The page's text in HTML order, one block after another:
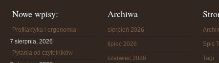
Nowe wpisy:
Profilaktyka i ergonomia
7 sierpnia, 2026
Pytania od czytelników
Archiwa
sierpień 2026
lipiec 2026
czerwiec 2026
Spis
Tagi